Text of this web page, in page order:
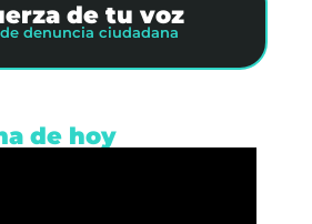
de tu voz
denuncia ciudadana
de hoy